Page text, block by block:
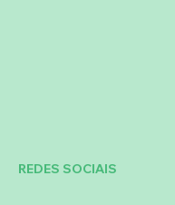
REDES SOCIAIS